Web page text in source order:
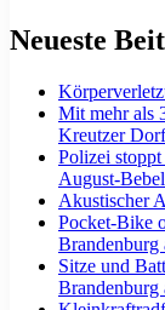
Neueste
Mit mehr als
Kreutzer
Polizei
August-
Akustischer
Pocket-Bike
Brandenburg
Sitze und
Brandenburg